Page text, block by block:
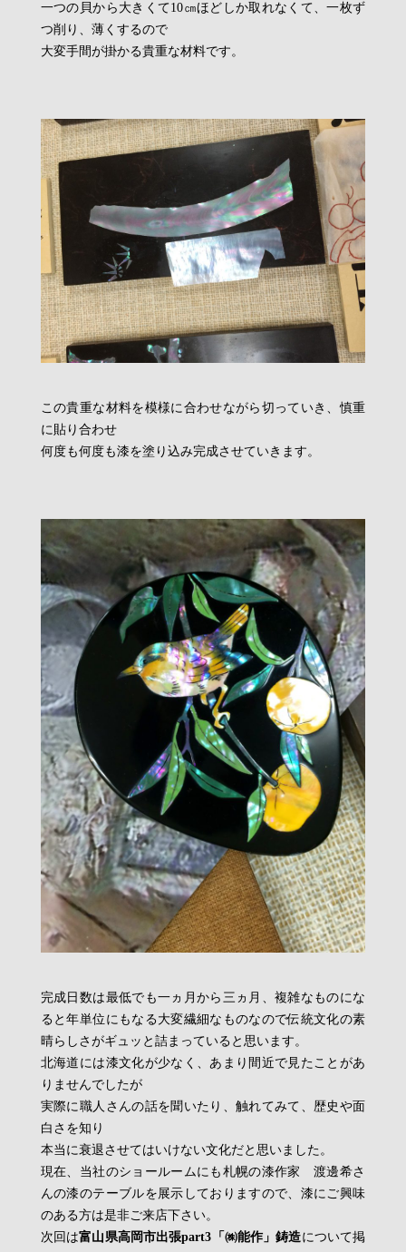
一つの貝から大きくて10㎝ほどしか取れなくて、一枚ず
つ削り、薄くするので
大変手間が掛かる貴重な材料です。
この貴重な材料を模様に合わせながら切っていき、慎重
に貼り合わせ
何度も何度も漆を塗り込み完成させていきます。
完成日数は最低でも一ヵ月から三ヵ月、複雑なものにな
ると年単位にもなる大変繊細なものなので伝統文化の素
晴らしさがギュッと詰まっていると思います。
北海道には漆文化が少なく、あまり間近で見たことがあ
りませんでしたが
実際に職人さんの話を聞いたり、触れてみて、歴史や面
白さを知り
本当に衰退させてはいけない文化だと思いました。
現在、当社のショールームにも札幌の漆作家 渡邊希さ
んの漆のテーブルを展示しておりますので、漆にご興味
のある方は是非ご来店下さい。
次回は富山県高岡市出張part3「㈱能作」鋳造について掲